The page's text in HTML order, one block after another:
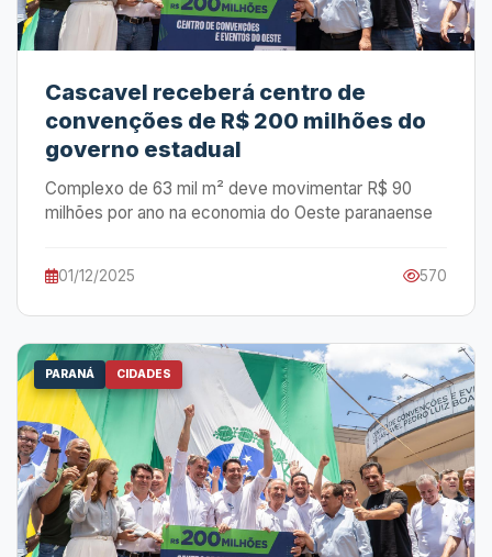
Cascavel receberá centro de
convenções de R$ 200 milhões do
governo estadual
Complexo de 63 mil m² deve movimentar R$ 90
milhões por ano na economia do Oeste paranaense
01/12/2025 570
PARANÁ CIDADES